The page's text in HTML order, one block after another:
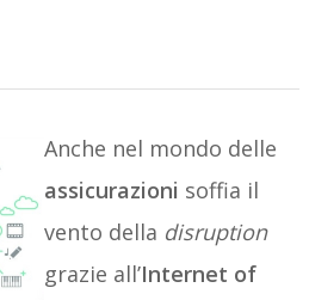
Anche nel mondo delle
assicurazioni soffia il
vento della disruption
grazie all’Internet of